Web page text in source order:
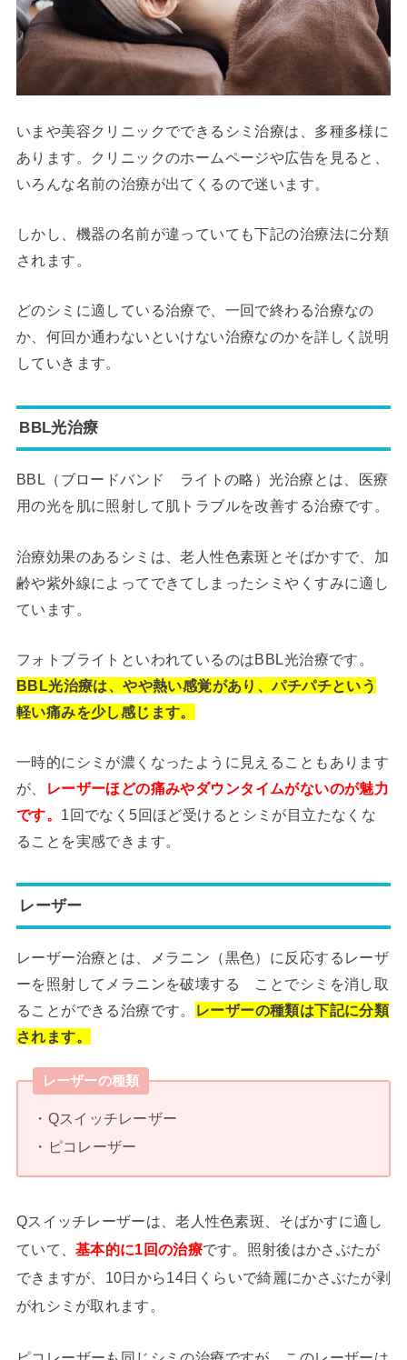
いまや美容クリニックでできるシミ治療は、多種多様に
あります。クリニックのホームページや広告を見ると、
いろんな名前の治療が出てくるので迷います。
しかし、機器の名前が違っていても下記の治療法に分類
されます。
どのシミに適している治療で、一回で終わる治療なの
か、何回か通わないといけない治療なのかを詳しく説明
していきます。
BBL光治療
BBL（ブロードバンド ライトの略）光治療とは、医療
用の光を肌に照射して肌トラブルを改善する治療です。
治療効果のあるシミは、老人性色素斑とそばかすで、加
齢や紫外線によってできてしまったシミやくすみに適し
ています。
フォトブライトといわれているのはBBL光治療です。
BBL光治療は、やや熱い感覚があり、パチパチという
軽い痛みを少し感じます。
一時的にシミが濃くなったように見えることもあります
が、
レーザーほどの痛みやダウンタイムがないのが魅力
です。 1回でなく5回ほど受けるとシミが目立たなくな
ることを実感できます。
レーザー
レーザー治療とは、メラニン（黒色）に反応するレーザ
ーを照射してメラニンを破壊する ことでシミを消し取
ることができる治療です。
レーザーの種類は下記に分類
されます。
レーザーの種類
・Qスイッチレーザー
・ピコレーザー
Qスイッチレーザーは、老人性色素斑、そばかすに適し
ていて、基本的に1回の治療です。照射後はかさぶたが
できますが、10日から14日くらいで綺麗にかさぶたが剥
がれシミが取れます。